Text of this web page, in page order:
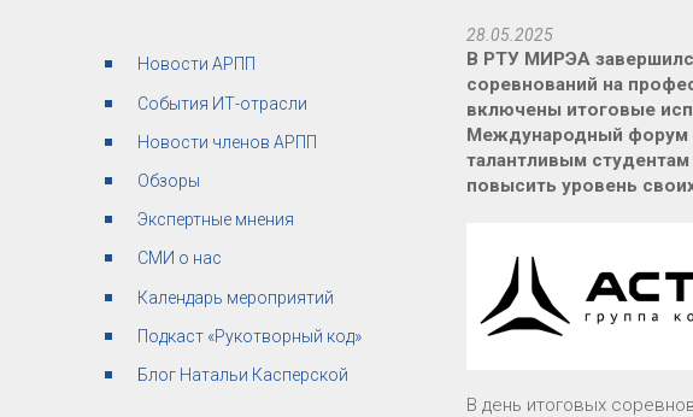
Новости АРПП
События ИТ-отрасли
Новости членов АРПП
Обзоры
Экспертные мнения
СМИ о нас
Календарь мероприятий
Подкаст «Рукотворный код»
Блог Натальи Касперской
28.05.2025
В РТУ МИРЭА
соревнований на
включены итоговые
Международный форум
талантливым
повысить уровень
В день итоговых